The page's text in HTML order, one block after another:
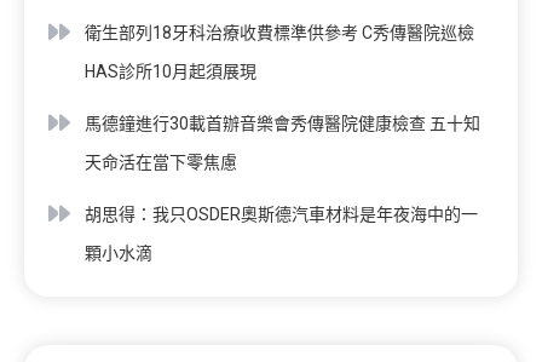
衛生部列18牙科治療收費標準供參考 C秀傳醫院巡檢
HAS診所10月起須展現
馬德鐘進行30載首辦音樂會秀傳醫院健康檢查 五十知
天命活在當下零焦慮
胡思得：我只OSDER奧斯德汽車材料是年夜海中的一
顆小水滴